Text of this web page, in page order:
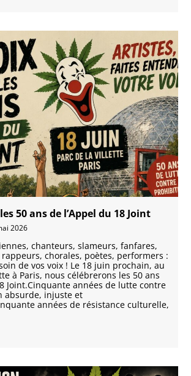
50 ans de l’Appel du 18 Joint
2026
chanteurs, slameurs, fanfares,
chorales, poètes, performers :
de vos voix ! Le 18 juin prochain, au
à Paris, nous célébrerons les 50 ans
Joint.Cinquante années de lutte contre
absurde, injuste et
années de résistance culturelle,